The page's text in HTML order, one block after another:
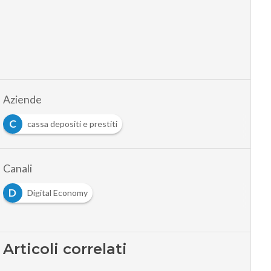
Aziende
C
cassa depositi e prestiti
Canali
D
Digital Economy
Articoli correlati